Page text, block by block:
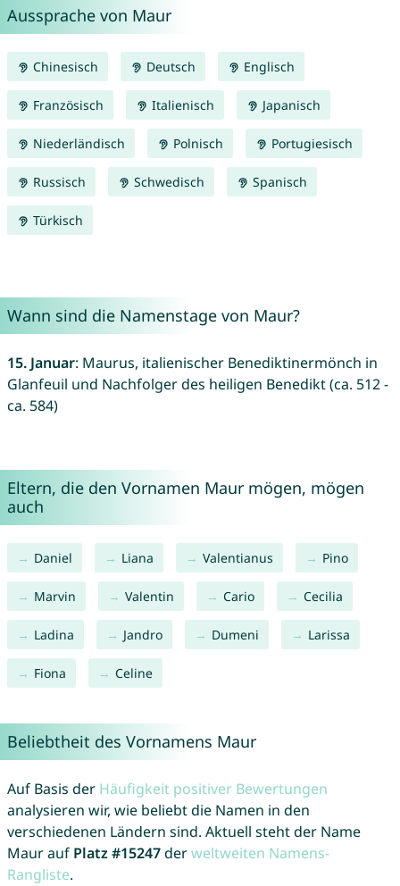
Aussprache von Maur
Chinesisch Deutsch Englisch
Französisch Italienisch Japanisch
Niederländisch Polnisch Portugiesisch
Russisch Schwedisch Spanisch
Türkisch
Wann sind die Namenstage von Maur?
15. Januar: Maurus, italienischer Benediktinermönch in
Glanfeuil und Nachfolger des heiligen Benedikt (ca. 512 -
ca. 584)
Eltern, die den Vornamen Maur mögen, mögen
auch
Daniel Liana Valentianus Pino
Marvin Valentin Cario Cecilia
Ladina Jandro Dumeni Larissa
Fiona Celine
Beliebtheit des Vornamens Maur
Auf Basis der Häufigkeit positiver Bewertungen
analysieren wir, wie beliebt die Namen in den
verschiedenen Ländern sind. Aktuell steht der Name
Maur auf Platz #15247derweltweiten Namens-
Rangliste.